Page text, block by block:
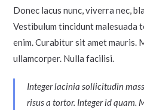
Donec lacus nunc, viverra nec,
Vestibulum tincidunt malesuada
enim. Curabitur sit amet mauris.
ullamcorper. Nulla facilisi.
Integer lacinia sollicitudin
risus a tortor. Integer id quam.